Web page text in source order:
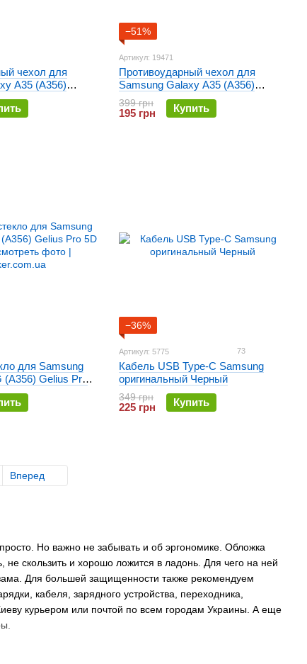
Но важно не забывать и об эргономике. Обложка
скользить и хорошо ложится в ладонь. Для чего на ней
Для большей защищенности также рекомендуем
кабеля, зарядного устройства, переходника,
курьером или почтой по всем городам Украины. А еще
чехол для
A35 (A356)
−51%
Артикул: 19471
Противоударный чехол для
Samsung Galaxy A35 (A356)
Deexe Terra Фиолетовый
399 грн
195 грн Купить
для Samsung
(A356) Gelius Pro
−36%
Артикул: 5775 73
Кабель USB Type-C Samsung
оригинальный Черный
349 грн
225 грн Купить
Вперед